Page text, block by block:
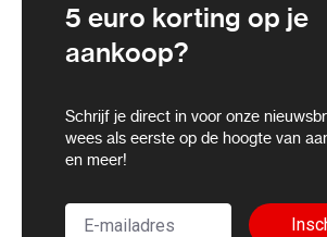
5 euro korting op je
aankoop?
Schrijf je direct in voor onze
wees als eerste op de hoogte van
en meer!